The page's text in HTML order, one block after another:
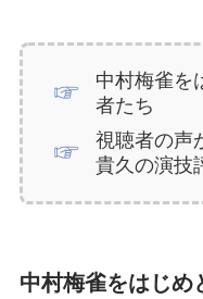
中村梅雀を
者たち
視聴者の声
貴久の演技
中村梅雀をはじめ